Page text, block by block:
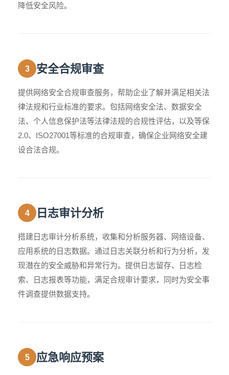
降低安全风险。
3 安全合规审查
提供网络安全合规审查服务，帮助企业了解并满足相关法
律法规和行业标准的要求。包括网络安全法、数据安全
法、个人信息保护法等法律法规的合规性评估，以及等保
2.0、ISO27001等标准的合规审查，确保企业网络安全建
设合法合规。
4 日志审计分析
搭建日志审计分析系统，收集和分析服务器、网络设备、
应用系统的日志数据。通过日志关联分析和行为分析，发
现潜在的安全威胁和异常行为。提供日志留存、日志检
索、日志报表等功能，满足合规审计要求，同时为安全事
件调查提供数据支持。
5 应急响应预案